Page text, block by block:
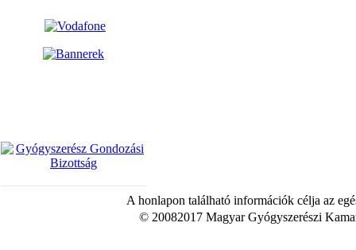
A honlapon található információk célja az
© 20082017 Magyar Gyógyszerészi